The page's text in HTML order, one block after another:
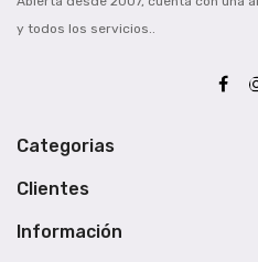
y todos los servicios..
Categorias
Clientes
Información